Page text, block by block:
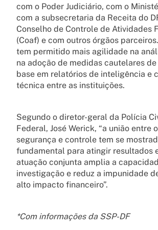
com o Poder Judiciário, com o
com a subsecretaria da Receita do
Conselho de Controle de Atividades
(Coaf) e com outros órgãos
tem permitido mais agilidade na
na adoção de medidas cautelares
base em relatórios de inteligência e
técnica entre as instituições.
Segundo o diretor-geral da Polícia
Federal, José Werick, “a união entre
segurança e controle tem se
fundamental para atingir resultados
atuação conjunta amplia a
investigação e reduz a impunidade
alto impacto financeiro”.
*Com informações da SSP-DF